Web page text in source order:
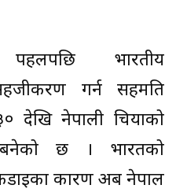
भारतीय
गर्न सहमति
देखि नेपाली चियाको
छ । भारतको
कारण अब नेपाल